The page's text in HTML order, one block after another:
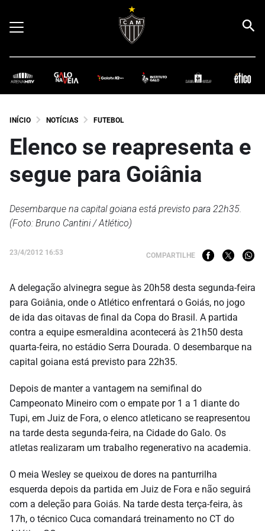
INÍCIO NOTÍCIAS FUTEBOL
Elenco se reapresenta e
segue para Goiânia
Desembarque na capital goiana está previsto para 22h35.
(Foto: Bruno Cantini / Atlético)
23/4/2012 16:53 COMPARTILHE
A delegação alvinegra segue às 20h58 desta segunda-feira
para Goiânia, onde o Atlético enfrentará o Goiás, no jogo
de ida das oitavas de final da Copa do Brasil. A partida
contra a equipe esmeraldina acontecerá às 21h50 desta
quarta-feira, no estádio Serra Dourada. O desembarque na
capital goiana está previsto para 22h35.
Depois de manter a vantagem na semifinal do
Campeonato Mineiro com o empate por 1 a 1 diante do
Tupi, em Juiz de Fora, o elenco atleticano se reapresentou
na tarde desta segunda-feira, na Cidade do Galo. Os
atletas realizaram um trabalho regenerativo na academia.
O meia Wesley se queixou de dores na panturrilha
esquerda depois da partida em Juiz de Fora e não seguirá
com a deleção para Goiás. Na tarde desta terça-feira, às
17h, o técnico Cuca comandará treinamento no CT do